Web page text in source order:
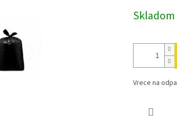
cena:
Skladom
Vrece na